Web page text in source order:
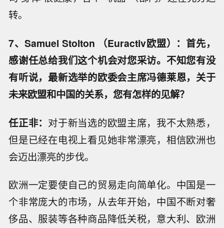
转。
7、Samuel Stolton （Euractiv欧盟）：首先，
感谢任总给我们这个机会对您采访。不知您有没
有听说，最新选举的欧委会主席冯德莱恩，关于
未来欧盟和中国的关系，您有怎样的见解？
任正非： 对于新当选的欧盟主席，我不太熟悉，
但是已经在电视上看见她非常漂亮，相信欧洲也
会迈出漂亮的步伐。
欧洲一定要使自己的贸易走向简单化。中国是一
个非常庞大的市场，从去年开始，中国不断对奢
侈品、服装等各种商品降低关税，意大利、欧洲